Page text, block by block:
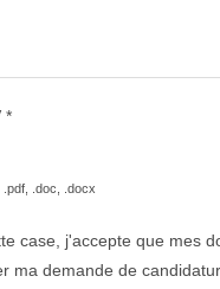
*
.doc, .docx
case, j'accepte que mes
ma demande de